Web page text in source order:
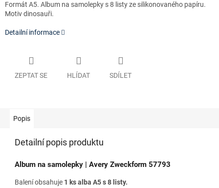
Formát A5. Album na samolepky s 8 listy ze silikonovaného papíru.
Motiv dinosauři.
Detailní informace
ZEPTAT SE HLÍDAT SDÍLET
Popis
Detailní popis produktu
Album na samolepky | Avery Zweckform 57793
Balení obsahuje 1 ks alba A5 s 8 listy.